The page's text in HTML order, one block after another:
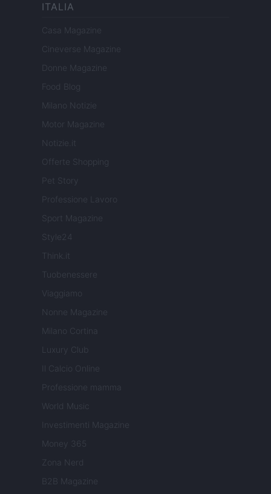
ITALIA
Casa Magazine
Cineverse Magazine
Donne Magazine
Food Blog
Milano Notizie
Motor Magazine
Notizie.it
Offerte Shopping
Pet Story
Professione Lavoro
Sport Magazine
Style24
Think.it
Tuobenessere
Viaggiamo
Nonne Magazine
Milano Cortina
Luxury Club
Il Calcio Online
Professione mamma
World Music
Investimenti Magazine
Money 365
Zona Nerd
B2B Magazine